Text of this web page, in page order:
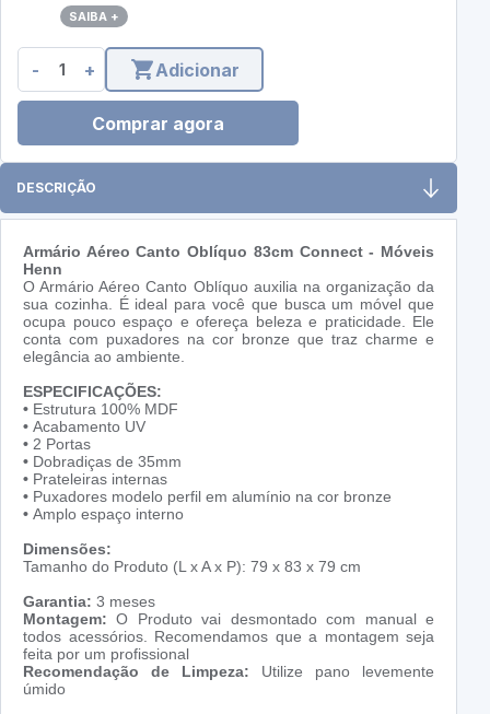
SAIBA +
- + Adicionar
Comprar agora
DESCRIÇÃO
Armário Aéreo Canto Oblíquo 83cm Connect - Móveis
Henn
O Armário Aéreo Canto Oblíquo auxilia na organização da
sua cozinha. É ideal para você que busca um móvel que
ocupa pouco espaço e ofereça beleza e praticidade. Ele
conta com puxadores na cor bronze que traz charme e
elegância ao ambiente.
ESPECIFICAÇÕES:
• Estrutura 100% MDF
• Acabamento UV
• 2 Portas
• Dobradiças de 35mm
• Prateleiras internas
• Puxadores modelo perfil em alumínio na cor bronze
• Amplo espaço interno
Dimensões:
Tamanho do Produto (L x A x P): 79 x 83 x 79 cm
Garantia: 3 meses
Montagem:O Produto vai desmontado com manual e
todos acessórios. Recomendamos que a montagem seja
feita por um profissional
Recomendação de Limpeza: Utilize pano levemente
úmido